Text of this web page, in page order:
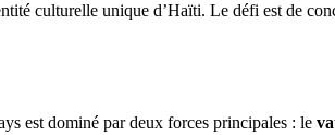
culturelle unique d’Haïti. Le défi est de
est dominé par deux forces principales : le